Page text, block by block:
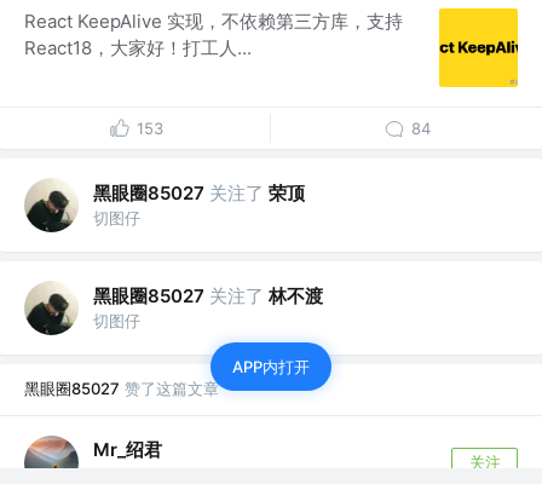
React KeepAlive 实现，不依赖第三方库，支持
React18，大家好！打工人...
153 84
黑眼圈85027 关注了 荣顶
切图仔
黑眼圈85027 关注了 林不渡
切图仔
黑眼圈85027 赞了这篇文章
Mr_绍君
关注
APP内打开